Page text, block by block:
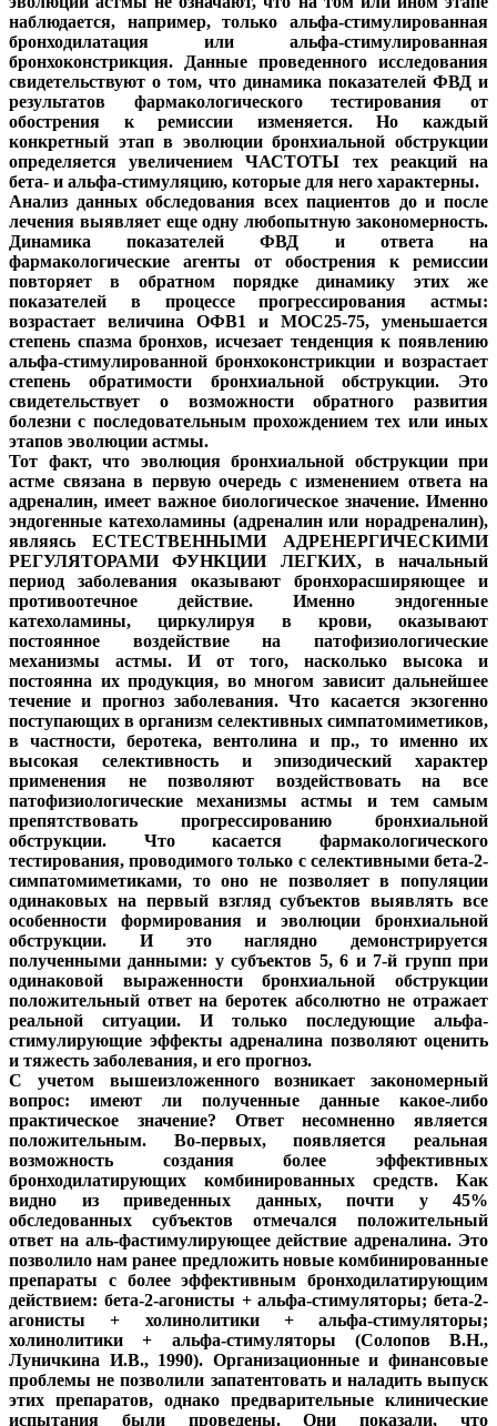
наблюдается, например, только альфа-стимулированная
бронходилатация или альфа-стимулированная
бронхоконстрикция. Данные проведенного исследования
свидетельствуют о том, что динамика показателей ФВД и
результатов фармакологического тестирования от
обострения к ремиссии изменяется. Но каждый
конкретный этап в эволюции бронхиальной обструкции
определяется увеличением ЧАСТОТЫ тех реакций на
бета- и альфа-стимуляцию, которые для него характерны.
Анализ данных обследования всех пациентов до и после
лечения выявляет еще одну любопытную закономерность.
Динамика показателей ФВД и ответа на
фармакологические агенты от обострения к ремиссии
повторяет в обратном порядке динамику этих же
показателей в процессе прогрессирования астмы:
возрастает величина ОФВ1 и МОС25-75, уменьшается
степень спазма бронхов, исчезает тенденция к появлению
альфа-стимулированной бронхоконстрикции и возрастает
степень обратимости бронхиальной обструкции. Это
свидетельствует о возможности обратного развития
болезни с последовательным прохождением тех или иных
этапов эволюции астмы.
Тот факт, что эволюция бронхиальной обструкции при
астме связана в первую очередь с изменением ответа на
адреналин, имеет важное биологическое значение. Именно
эндогенные катехоламины (адреналин или норадреналин),
являясь ЕСТЕСТВЕННЫМИ АДРЕНЕРГИЧЕСКИМИ
РЕГУЛЯТОРАМИ ФУНКЦИИ ЛЕГКИХ, в начальный
период заболевания оказывают бронхорасширяющее и
противоотечное действие. Именно эндогенные
катехоламины, циркулируя в крови, оказывают
постоянное воздействие на патофизиологические
механизмы астмы. И от того, насколько высока и
постоянна их продукция, во многом зависит дальнейшее
течение и прогноз заболевания. Что касается экзогенно
поступающих в организм селективных симпатомиметиков,
в частности, беротека, вентолина и пр., то именно их
высокая селективность и эпизодический характер
применения не позволяют воздействовать на все
патофизиологические механизмы астмы и тем самым
препятствовать прогрессированию бронхиальной
обструкции. Что касается фармакологического
тестирования, проводимого только с селективными бета-2-
симпатомиметиками, то оно не позволяет в популяции
одинаковых на первый взгляд субъектов выявлять все
особенности формирования и эволюции бронхиальной
обструкции. И это наглядно демонстрируется
полученными данными: у субъектов 5, 6 и 7-й групп при
одинаковой выраженности бронхиальной обструкции
положительный ответ на беротек абсолютно не отражает
реальной ситуации. И только последующие альфа-
стимулирующие эффекты адреналина позволяют оценить
и тяжесть заболевания, и его прогноз.
С учетом вышеизложенного возникает закономерный
вопрос: имеют ли полученные данные какое-либо
практическое значение? Ответ несомненно является
положительным. Во-первых, появляется реальная
возможность создания более эффективных
бронходилатирующих комбинированных средств. Как
видно из приведенных данных, почти у 45%
обследованных субъектов отмечался положительный
ответ на аль-фастимулирующее действие адреналина. Это
позволило нам ранее предложить новые комбинированные
препараты с более эффективным бронходилатирующим
действием: бета-2-агонисты + альфа-стимуляторы; бета-2-
агонисты + холинолитики + альфа-стимуляторы;
холинолитики + альфа-стимуляторы (Солопов В.Н.,
Луничкина И.В., 1990). Организационные и финансовые
проблемы не позволили запатентовать и наладить выпуск
этих препаратов, однако предварительные клинические
испытания были проведены. Они показали, что